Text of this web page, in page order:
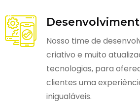
Nosso time de
criativo e muito
tecnologias, para
clientes uma
inigualáveis.